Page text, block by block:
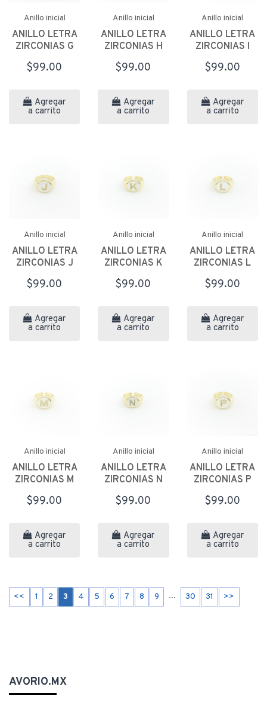
Anillo inicial
ANILLO LETRA
ZIRCONIAS G
$99.00
Agregar
a carrito
Anillo inicial
ANILLO LETRA
ZIRCONIAS H
$99.00
Agregar
a carrito
Anillo inicial
ANILLO LETRA
ZIRCONIAS I
$99.00
Agregar
a carrito
Anillo inicial
ANILLO LETRA
ZIRCONIAS J
$99.00
Agregar
a carrito
Anillo inicial
ANILLO LETRA
ZIRCONIAS K
$99.00
Agregar
a carrito
Anillo inicial
ANILLO LETRA
ZIRCONIAS L
$99.00
Agregar
a carrito
Anillo inicial
ANILLO LETRA
ZIRCONIAS M
$99.00
Agregar
a carrito
Anillo inicial
ANILLO LETRA
ZIRCONIAS N
$99.00
Agregar
a carrito
Anillo inicial
ANILLO LETRA
ZIRCONIAS P
$99.00
Agregar
a carrito
<< 1 2 3 4 5 6 7 8 9 ... 30 31 >>
AVORIO.MX